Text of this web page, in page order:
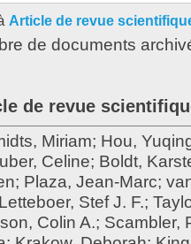
Article de revue
de documents
de revue
Miriam; Hou,
Celine; Boldt,
; Plaza, Jean-Marc;
Letteboer, Stef J. F.;
Colin A.; Scambler,